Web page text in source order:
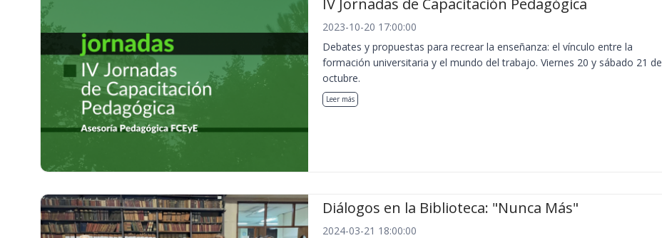
IV Jornadas de Capacitación Pedagógica
2023-10-20 17:00:00
Debates y propuestas para recrear la enseñanza: el vínculo entre la
formación universitaria y el mundo del trabajo. Viernes 20 y sábado 21 de
octubre.
Leer más
Diálogos en la Biblioteca: "Nunca Más"
2024-03-21 18:00:00